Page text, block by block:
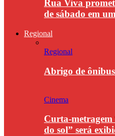
Rua Viva
de sábado em
Regional
Regional
Abrigo de
Cinema
Curta-
do sol” será